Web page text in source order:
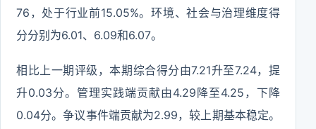
76，处于行业前15.05%。环境、社会与治理维度得
分分别为6.01、6.09和6.07。
相比上一期评级，本期综合得分由7.21升至7.24，提
升0.03分。管理实践端贡献由4.29降至4.25，下降
0.04分。争议事件端贡献为2.99，较上期基本稳定。